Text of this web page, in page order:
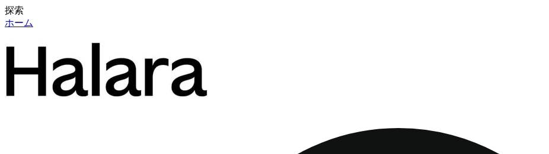
探索
ホーム